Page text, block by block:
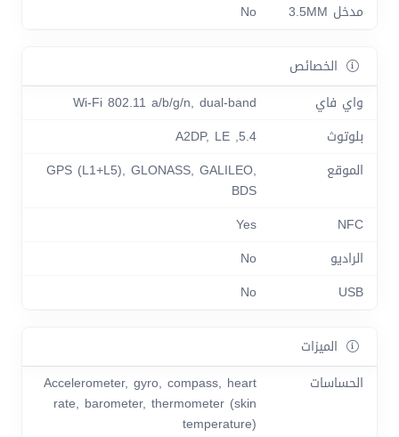
مدخل 3.5MM No
الخصائص
واي فاي
Wi-Fi 802.11 a/b/g/n, dual-band
بلوتوث
5.4, A2DP, LE
الموقع
GPS (L1+L5), GLONASS, GALILEO,
BDS
NFC
Yes
الراديو
No
USB
No
الميزات
الحساسات
Accelerometer, gyro, compass, heart
rate, barometer, thermometer (skin
temperature)